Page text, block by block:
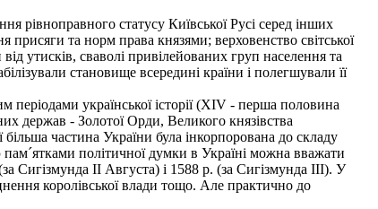
рівноправного статусу Київської Русі серед інших
присяги та норм права князями; верховенство світської
утисків, сваволі привілейованих груп населення та
становище всередині країни і полегшували її
періодами української історії (XIV - перша половина
держав - Золотої Орди, Великого князівства
частина України була інкорпорована до складу
політичної думки в Україні можна вважати
Сигізмунда II Августа) і 1588 р. (за Сигізмунда III). У
королівської влади тощо. Але практично до